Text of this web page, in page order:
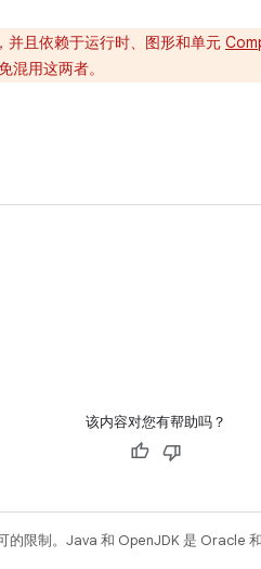
并且依赖于运行时、图形和单元
混用这两者。
该内容对您有帮助吗？
的限制。Java 和 OpenJDK 是 Oracle